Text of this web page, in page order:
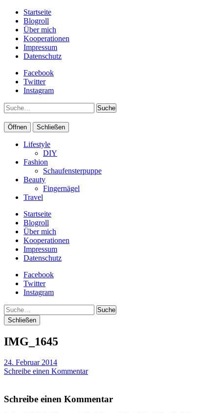
Startseite
Blogroll
Über mich
Kooperationen
Impressum
Datenschutz
Facebook
Twitter
Instagram
Suche
Öffnen Schließen
Lifestyle
DIY
Fashion
Schaufensterpuppe
Beauty
Fingernägel
Travel
Startseite
Blogroll
Über mich
Kooperationen
Impressum
Datenschutz
Facebook
Twitter
Instagram
Suche
Schließen
IMG_1645
24. Februar 2014
Schreibe einen Kommentar
Schreibe einen Kommentar